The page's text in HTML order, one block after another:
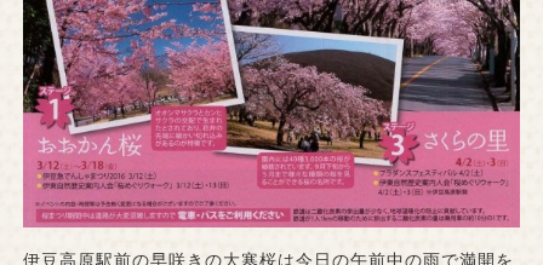
伊豆高原駅前の早咲きの大寒桜は今日の午前中の雨で満開を